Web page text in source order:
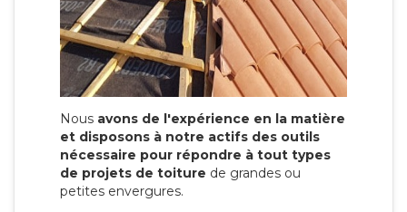
Nous avons de l'expérience en la matière
et disposons à notre actifs des outils
nécessaire pour répondre à tout types
de projets de toiture de grandes ou
petites envergures.